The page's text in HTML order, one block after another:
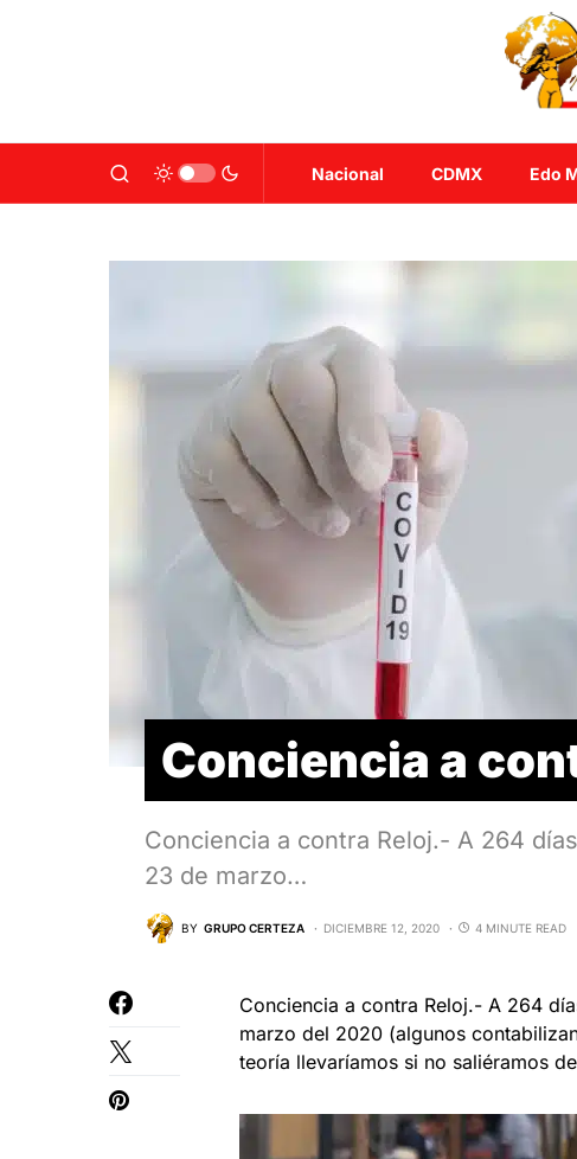
Nacional CDMX Edo
Conciencia a
Conciencia a contra Reloj.- A 264
23 de marzo…
BY GRUPO CERTEZA DICIEMBRE 12, 2020 4 MINUTE READ
Conciencia a contra Reloj.- A 264
marzo del 2020 (algunos
teoría llevaríamos si no saliéramos